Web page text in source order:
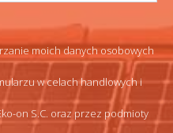
moich danych osobowych
w celach handlowych i
on S.C. oraz przez podmioty